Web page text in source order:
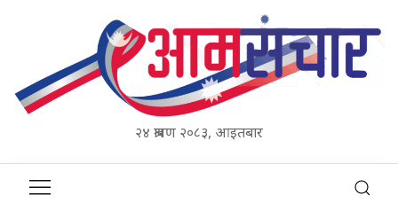
२४ श्रावण २०८३, आइतबार